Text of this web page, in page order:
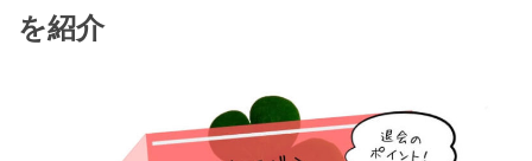
を紹介